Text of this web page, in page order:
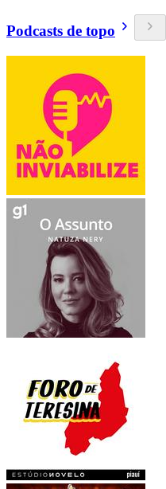
Podcasts de topo